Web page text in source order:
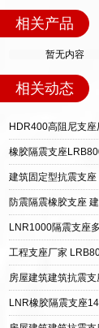
相关产品
暂无内容
相关动态